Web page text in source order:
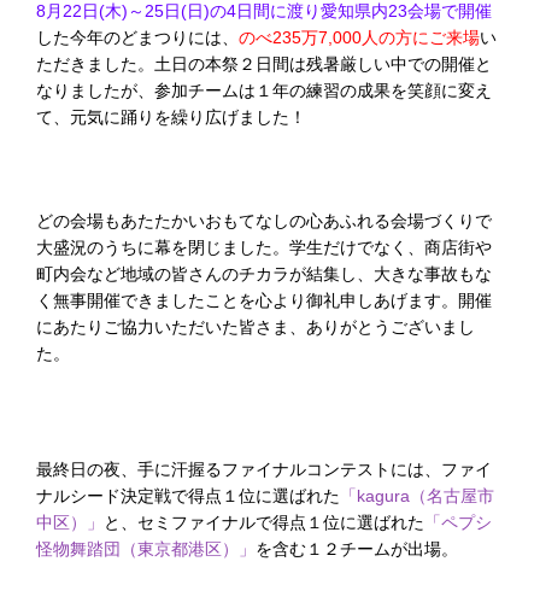
8月22日(木)～25日(日)の4日間に渡り愛知県内23会場で開催
した今年のどまつりには、 のべ235万7,000人の方にご来場い
ただきました。土日の本祭２日間は残暑厳しい中での開催と
なりましたが、参加チームは１年の練習の成果を笑顔に変え
て、元気に踊りを繰り広げました！
どの会場もあたたかいおもてなしの心あふれる会場づくりで
大盛況のうちに幕を閉じました。学生だけでなく、商店街や
町内会など地域の皆さんのチカラが結集し、大きな事故もな
く無事開催できましたことを心より御礼申しあげます。開催
にあたりご協力いただいた皆さま、ありがとうございまし
た。
最終日の夜、手に汗握るファイナルコンテストには、ファイ
ナルシード決定戦で得点１位に選ばれた 「kagura（名古屋市
中区）」
と、セミファイナルで得点１位に選ばれた 「ペプシ
怪物舞踏団（東京都港区）」 を含む１２チームが出場。